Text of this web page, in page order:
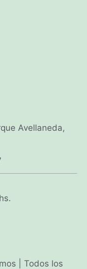
Avellaneda,
| Todos los